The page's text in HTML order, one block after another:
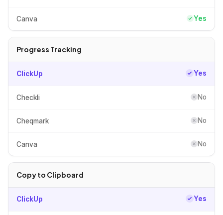
Canva Yes
Progress Tracking
ClickUp Yes
Checkli No
Cheqmark No
Canva No
Copy to Clipboard
ClickUp Yes